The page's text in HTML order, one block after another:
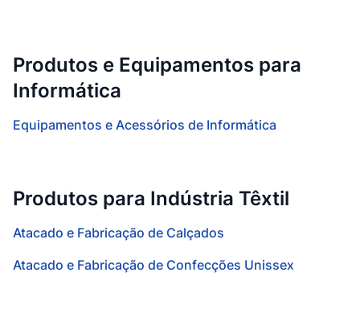
Produtos e Equipamentos para
Informática
Equipamentos e Acessórios de Informática
Produtos para Indústria Têxtil
Atacado e Fabricação de Calçados
Atacado e Fabricação de Confecções Unissex